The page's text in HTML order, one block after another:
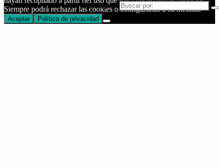
Buscar por:
Siempre podrá rechazar las cookies o configurarlas a su medida.
Aceptar Política de privacidad